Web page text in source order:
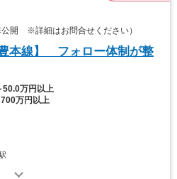
開 ※詳細はお問合せください）
本線】 フォロー体制が整
50.0万円以上
万円以上